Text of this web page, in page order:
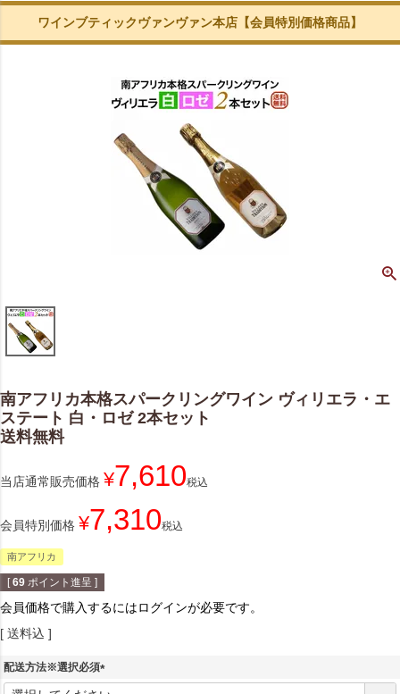
ワインブティックヴァンヴァン本店【会員特別価格商品】
南アフリカ本格スパークリングワイン ヴィリエラ・エ
ステート 白・ロゼ 2本セット
送料無料
当店通常販売価格 ¥7,610税込
会員特別価格 ¥7,310税込
南アフリカ
[ 69 ポイント進呈 ]
会員価格で購入するにはログインが必要です。
送料込
配送方法※選択必須
(